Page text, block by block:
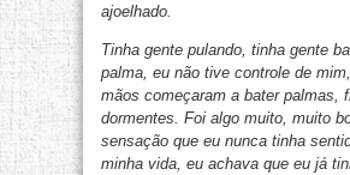
ajoelhado.
Tinha gente pulando, tinha gente
palma, eu não tive controle de
mãos começaram a bater palmas,
dormentes. Foi algo muito, muito
sensação que eu nunca tinha
minha vida, eu achava que eu já